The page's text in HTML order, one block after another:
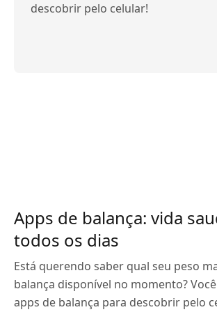
descobrir pelo celular!
Apps de balança: vida
todos os dias
Está querendo saber qual seu peso
balança disponível no momento?
apps de balança para descobrir pelo